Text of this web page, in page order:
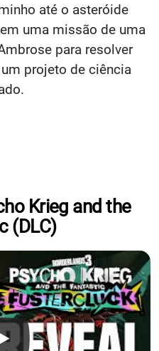
até o asteróide
uma missão de uma
para resolver
projeto de ciência
Krieg and the
(DLC)